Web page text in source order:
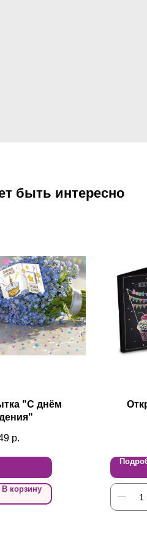
быть интересно
"С днём
р.
В корзину